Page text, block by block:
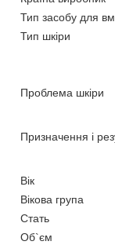
Тип засобу для
Тип шкіри
Проблема шкіри
Призначення і
Вік
Вікова група
Стать
Об`єм